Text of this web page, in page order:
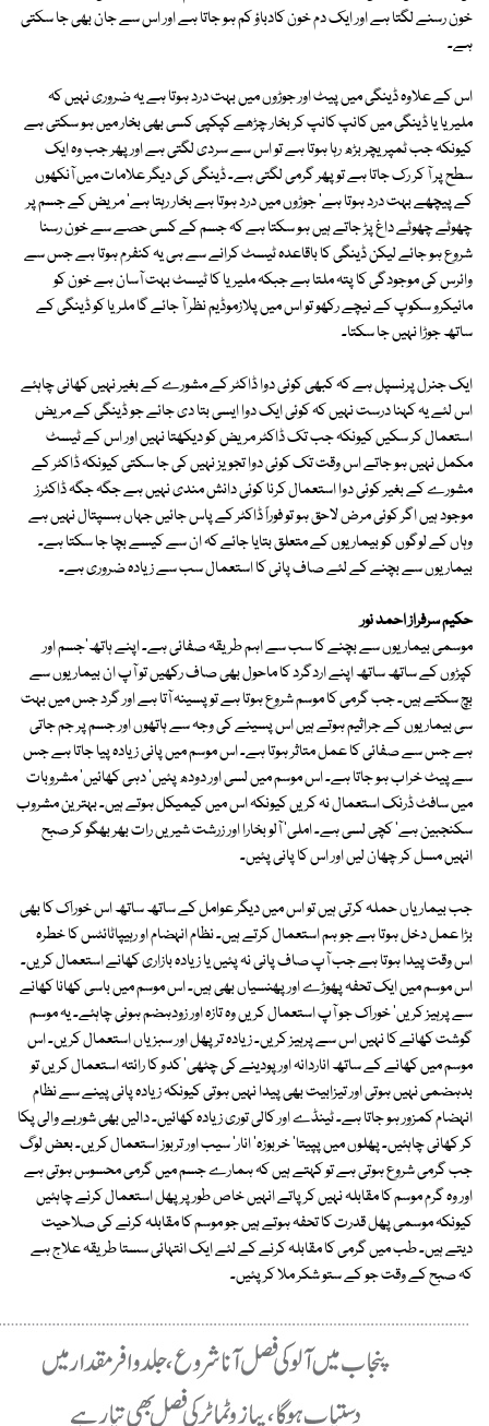
خون رسنے لگتا ہے اور ایک دم خون کادباؤ کم ہو جاتا ہے اور اس سے جان بھی جا سکتی
ہے۔
اس کے علاوہ ڈینگی میں پیٹ اور جوڑوں میں بہت درد ہوتا ہے یہ ضروری نہیں کہ
ملیریا یا ڈینگی میں کانپ کانپ کر بخار چڑھے کپکپی کسی بھی بخار میں ہو سکتی ہے
کیونکہ جب ٹمپریچر بڑھ رہا ہوتا ہے تو اس سے سردی لگتی ہے اور پھر جب وہ ایک
سطح پر آ کر رک جاتا ہے تو پھر گرمی لگتی ہے۔ ڈینگی کی دیگر علامات میں آنکھوں
کے پیچھے بہت درد ہوتا ہے' جوڑوں میں درد ہوتا ہے بخار رہتا ہے' مریض کے جسم پر
چھوٹے چھوٹے داغ پڑ جاتے ہیں ہو سکتا ہے کہ جسم کے کسی حصے سے خون رسنا
شروع ہو جائے لیکن ڈینگی کا باقاعدہ ٹیسٹ کرانے سے ہی یہ کنفرم ہوتا ہے جس سے
وائرس کی موجودگی کا پتہ ملتا ہے جبکہ ملیریا کا ٹیسٹ بہت آسان ہے خون کو
مائیکرو سکوپ کے نیچے رکھو تو اس میں پلازموڈیم نظر آ جائے گا ملریا کو ڈینگی کے
ساتھ جوڑا نہیں جا سکتا۔
ایک جنرل پرنسپل ہے کہ کبھی کوئی دوا ڈاکٹر کے مشورے کے بغیر نہیں کھانی چاہئے
اس لئے یہ کہنا درست نہیں کہ کوئی ایک دوا ایسی بتا دی جائے جو ڈینگی کے مریض
استعمال کر سکیں کیونکہ جب تک ڈاکٹر مریض کو دیکھتا نہیں اور اس کے ٹیسٹ
مکمل نہیں ہو جاتے اس وقت تک کوئی دوا تجویز نہیں کی جا سکتی کیونکہ ڈاکٹر کے
مشورے کے بغیر کوئی دوا استعمال کرنا کوئی دانش مندی نہیں ہے جگہ جگہ ڈاکٹرز
موجود ہیں اگر کوئی مرض لاحق ہو تو فوراً ڈاکٹر کے پاس جائیں جہاں ہسپتال نہیں ہے
وہاں کے لوگوں کو بیماریوں کے متعلق بتایا جائے کہ ان سے کیسے بچا جا سکتا ہے۔
بیماریوں سے بچنے کے لئے صاف پانی کا استعمال سب سے زیادہ ضروری ہے۔
حکیم سرفراز احمد نور
موسمی بیماریوں سے بچنے کا سب سے اہم طریقہ صفائی ہے۔ اپنے ہاتھ'جسم اور
کپڑوں کے ساتھ ساتھ اپنے اردگرد کا ماحول بھی صاف رکھیں تو آپ ان بیماریوں سے
بچ سکتے ہیں۔ جب گرمی کا موسم شروع ہوتا ہے تو پسینہ آتا ہے اور گرد جس میں بہت
سی بیماریوں کے جراثیم ہوتے ہیں اس پسینے کی وجہ سے ہاتھوں اور جسم پر جم جاتی
ہے جس سے صفائی کا عمل متاثر ہوتا ہے۔ اس موسم میں پانی زیادہ پیا جاتا ہے جس
سے پیٹ خراب ہو جاتا ہے۔ اس موسم میں لسی اور دودھ پئیں' دہی کھائیں' مشروبات
میں سافٹ ڈرنک استعمال نہ کریں کیونکہ اس میں کیمیکل ہوتے ہیں۔ بہترین مشروب
سکنجبین ہے' کچی لسی ہے۔ املی' آلو بخارا اور زرشت شیریں رات بھر بھگو کر صبح
انہیں مسل کر چھان لیں اور اس کا پانی پئیں۔
جب بیماریاں حملہ کرتی ہیں تو اس میں دیگر عوامل کے ساتھ ساتھ اس خوراک کا بھی
بڑا عمل دخل ہوتا ہے جو ہم استعمال کرتے ہیں۔ نظام انہضام او رہیپاٹائٹس کا خطرہ
اس وقت پیدا ہوتا ہے جب آپ صاف پانی نہ پئیں یا زیادہ بازاری کھانے استعمال کریں۔
اس موسم میں ایک تحفہ پھوڑے اور پھنسیاں بھی ہیں۔ اس موسم میں باسی کھانا کھانے
سے پرہیز کریں' خوراک جو آپ استعمال کریں وہ تازہ اور زودہضم ہونی چاہئے۔ یہ موسم
گوشت کھانے کا نہیں اس سے پرہیز کریں۔ زیادہ تر پھل اور سبزیاں استعمال کریں۔ اس
موسم میں کھانے کے ساتھ اناردانہ اور پودینے کی چٹھی' کدو کا رائتہ استعمال کریں تو
بدہضمی نہیں ہوتی اور تیزابیت بھی پیدا نہیں ہوتی کیونکہ زیادہ پانی پینے سے نظام
انہضام کمزور ہو جاتا ہے۔ ٹینڈے اور کالی توری زیادہ کھائیں۔ دالیں بھی شوربے والی پکا
کر کھانی چاہئیں۔ پھلوں میں پپیتا' خربوزہ' انار' سیب اور تربوز استعمال کریں۔ بعض لوگ
جب گرمی شروع ہوتی ہے تو کہتے ہیں کہ ہمارے جسم میں گرمی محسوس ہوتی ہے
اور وہ گرم موسم کا مقابلہ نہیں کر پاتے انہیں خاص طور پر پھل استعمال کرنے چاہئیں
کیونکہ موسمی پھل قدرت کا تحفہ ہوتے ہیں جو موسم کا مقابلہ کرنے کی صلاحیت
دیتے ہیں۔ طب میں گرمی کا مقابلہ کرنے کے لئے ایک انتہائی سستا طریقہ علاج ہے
کہ صبح کے وقت جو کے ستو شکر ملا کر پئیں۔